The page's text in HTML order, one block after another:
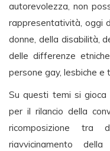
autorevolezza, non
rappresentatività, oggi
donne, della disabilità,
delle differenze
persone gay, lesbiche e
Su questi temi si
per il rilancio della
ricomposizione
riavvicinamento